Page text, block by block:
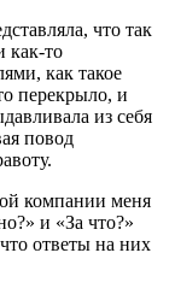
что так
как-то
как такое
перекрыло, и
из себя
повод
компании меня
и «За что?»
ответы на них